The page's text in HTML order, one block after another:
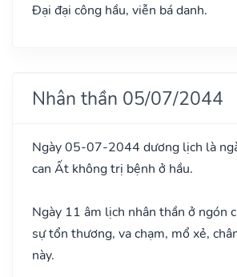
Đại đại công hầu, viễn bá danh.
Nhân thần 05/07/2044
Ngày 05-07-2044 dương lịch là
can Ất không trị bệnh ở hầu.
Ngày 11 âm lịch nhân thần ở ngón
sự tổn thương, va chạm, mổ xẻ,
này.